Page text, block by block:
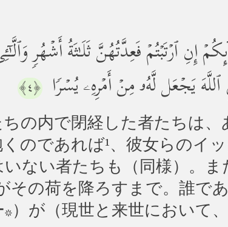
ٱرۡتَبۡتُمۡ فَعِدَّتُهُنَّ ثَلَـٰثَةُ أَشۡهُرࣲ
یَجۡعَل لَّهُۥ مِنۡ أَمۡرِهِۦ یُسۡرࣰا ﴿٤﴾
の内で閉経した者たちは
のであれば¹、彼女らのイ
ない者たちも（同様）。
その荷を降ろすまで。誰で
）が（現世と来世において